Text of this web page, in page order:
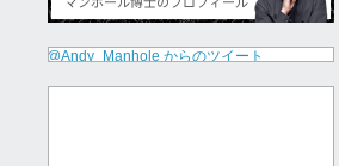
@Andy_Manhole からのツイート